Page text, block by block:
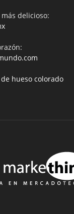
delicioso:
hueso colorado